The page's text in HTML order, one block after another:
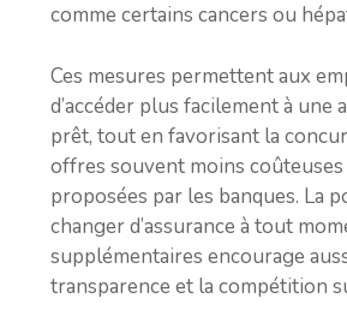
comme certains cancers ou
Ces mesures permettent aux
d’accéder plus facilement à une
prêt, tout en favorisant la
offres souvent moins coûteuses
proposées par les banques. La
changer d’assurance à tout
supplémentaires encourage
transparence et la compétition